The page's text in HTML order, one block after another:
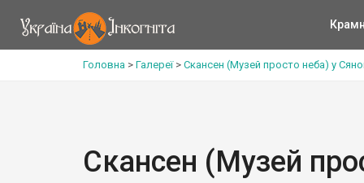
Головна > Галереї> Скансен (Музей просто неба) у
Скансен (Музей